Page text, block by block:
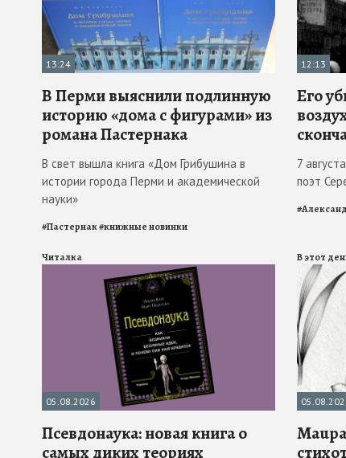
13:24
В Перми выяснили подлинную
историю «дома с фигурами» из
романа Пастернака
В свет вышла книга «Дом Грибушина в
истории города Перми и академической
науки»
#Пастернак#книжные новинки
12:13
Его
7
поэт
#
Читалка
05.08.2026
Псевдонаука: новая книга о
самых диких теориях
В этот